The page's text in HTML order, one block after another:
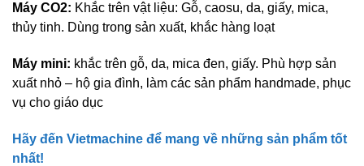
Máy CO2: Khắc trên vật liệu: Gỗ, caosu, da, giấy, mica,
thủy tinh. Dùng trong sản xuất, khắc hàng loạt
Máy mini: khắc trên gỗ, da, mica đen, giấy. Phù hợp sản
xuất nhỏ – hộ gia đình, làm các sản phẩm handmade, phục
vụ cho giáo dục
Hãy đến Vietmachine để mang về những sản phẩm tốt
nhất!